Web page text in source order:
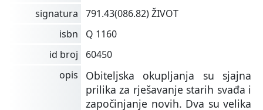
signatura
791.43(086.82) ŽIVOT
isbn
Q 1160
id broj
60450
opis
Obiteljska okupljanja su sjajna
prilika za rješavanje starih svađa i
započinjanje novih. Dva su velika